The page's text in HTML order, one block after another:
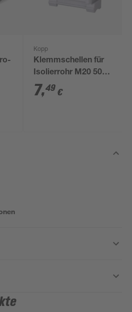
Kopp
Klemmschellen für
Isolierrohr M20 50
Stück
7,49 €